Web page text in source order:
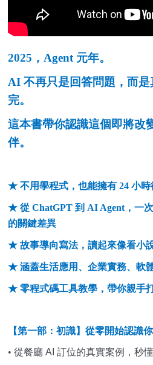
2025 ，Agent 元年。
AI 不再只是回答問題，而
完。
這本書帶你認識這個即將改
伴。
★ 不用學程式，也能擁有 24 小時
★ 從 ChatGPT 到 AI Agent，一
的關鍵差異
★ 故事導向寫法，讀起來像看小
★ 涵蓋生活應用、企業實務、軟
★ 零程式碼工具教學，帶你親手
【第一部：初識】從零開始認識
• 從餐廳 AI 訂位的真實案例，秒懂